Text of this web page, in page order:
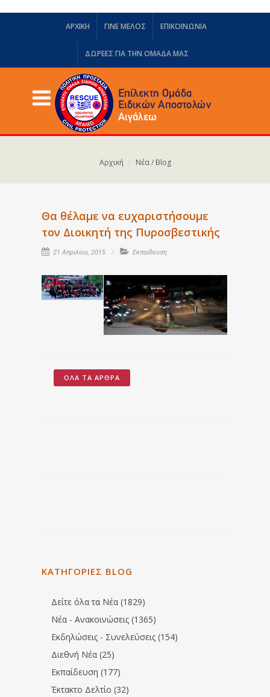
ΑΡΧΙΚΗ ΓΙΝΕ ΜΕΛΟΣ ΕΠΙΚΟΙΝΩΝΙΑ
ΔΩΡΕΈΣ ΓΙΑ ΤΗΝ ΟΜΆΔΑ ΜΑΣ
Αρχική Νέα / Blog
Θα θέλαμε να ευχαριστήσουμε
τον Διοικητή της Πυροσβεστικής
21 Απριλίου, 2015 Εκπαίδευση
ΌΛΑ ΤΑ ΆΡΘΡΑ
ΚΑΤΗΓΟΡΙΕΣ BLOG
Δείτε όλα τα Νέα (1829)
Νέα - Ανακοινώσεις (1365)
Εκδηλώσεις - Συνελεύσεις (154)
Διεθνή Νέα (25)
Εκπαίδευση (177)
Έκτακτο Δελτίο (32)